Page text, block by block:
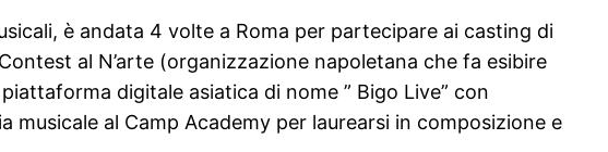
è andata 4 volte a Roma per partecipare ai casting di
al N’arte (organizzazione napoletana che fa esibire
digitale asiatica di nome ” Bigo Live” con
musicale al Camp Academy per laurearsi in composizione e